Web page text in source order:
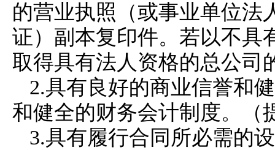
的营业执照（或事业单位法
证）副本复印件。若以不具
取得具有法人资格的总公司
2.具有良好的商业信誉和
和健全的财务会计制度。（
3.具有履行合同所必需的